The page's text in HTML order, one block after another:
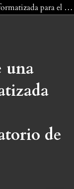
Implementación de una plataforma informatizada para el registro de migrantes: Observatorio de migración en El Salvador